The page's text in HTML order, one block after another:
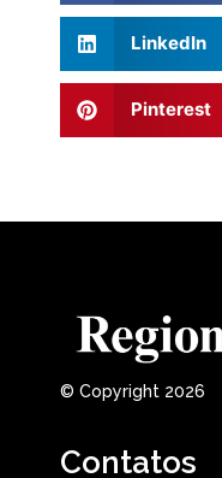
LinkedIn
Pinterest
© Copyright 2026
Contatos